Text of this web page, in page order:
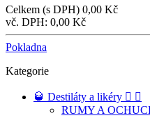
Celkem (s DPH) 0,00 Kč
vč. DPH: 0,00 Kč
Pokladna
Kategorie
🥃 Destiláty a likéry  
RUMY A